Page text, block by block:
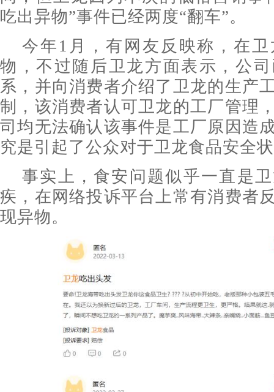
吃出异物”事件已经两度“翻车”。
今年1月，有网友反映称，在
物，不过随后卫龙方面表示，公
系，并向消费者介绍了卫龙的生产
制，该消费者认可卫龙的工厂管理
司均无法确认该事件是工厂原因造
究是引起了公众对于卫龙食品安全
事实上，食安问题似乎一直是
疾，在网络投诉平台上常有消费者
现异物。